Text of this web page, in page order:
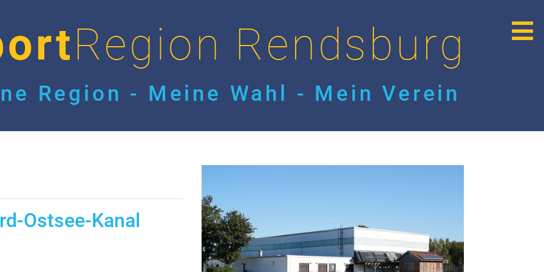
Region Rendsburg
Region - Meine Wahl - Mein Verein
Ostsee-Kanal